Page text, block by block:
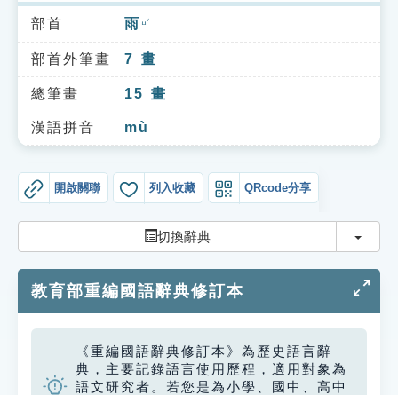
索引選單
知識索引
單字索引
生命大百科索引
遊戲專區
教學應用
貓頭鷹博士
部首 雨 ㄩˇ
部首外筆畫 7 畫
總筆畫 15 畫
漢語拼音 mù
開啟關聯 列入收藏 QRcode分享
切換辭典 切換
教育部重編國語辭典修訂本
《重編國語辭典修訂本》為歷史語言辭
典，主要記錄語言使用歷程，適用對象為
語文研究者。若您是為小學、國中、高中